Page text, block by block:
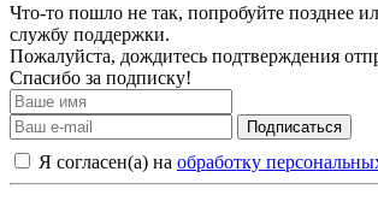
Что-то пошло не так, попробуйте позднее
службу поддержки.
Пожалуйста, дождитесь подтверждения
Спасибо за подписку!
Подписаться
Я согласен(а) на обработку